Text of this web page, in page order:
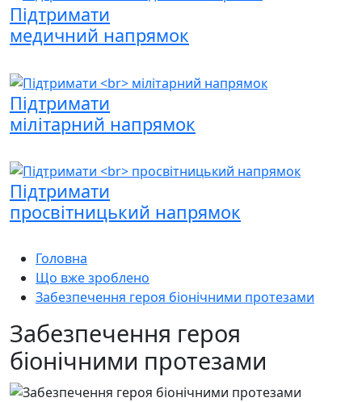
Підтримати
медичний напрямок
Підтримати
мілітарний напрямок
Підтримати
просвітницький напрямок
Головна
Що вже зроблено
Забезпечення героя біонічними протезами
Забезпечення героя
біонічними протезами